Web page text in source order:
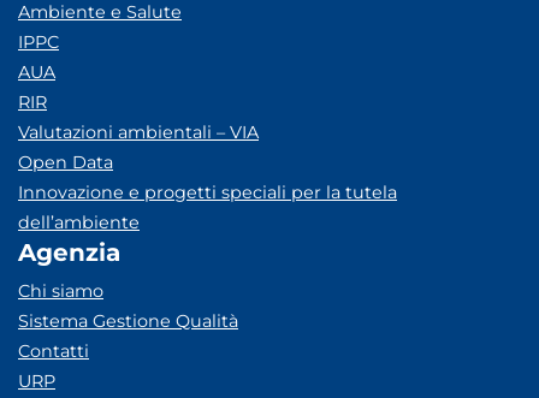
Ambiente e Salute
IPPC
AUA
RIR
Valutazioni ambientali – VIA
Open Data
Innovazione e progetti speciali per la tutela
dell’ambiente
Agenzia
Chi siamo
Sistema Gestione Qualità
Contatti
URP